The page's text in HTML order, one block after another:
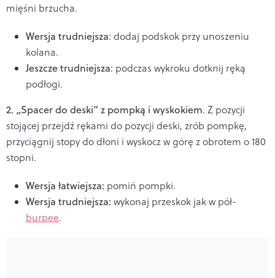
mięśni brzucha.
Wersja trudniejsza: dodaj podskok przy unoszeniu
kolana.
Jeszcze trudniejsza: podczas wykroku dotknij ręką
podłogi.
2. „Spacer do deski” z pompką i wyskokiem. Z pozycji
stojącej przejdź rękami do pozycji deski, zrób pompkę,
przyciągnij stopy do dłoni i wyskocz w górę z obrotem o 180
stopni.
Wersja łatwiejsza: pomiń pompki.
Wersja trudniejsza: wykonaj przeskok jak w pół-
burpee.